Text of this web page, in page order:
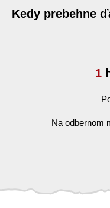
Kedy prebehne
1
Na odbernom